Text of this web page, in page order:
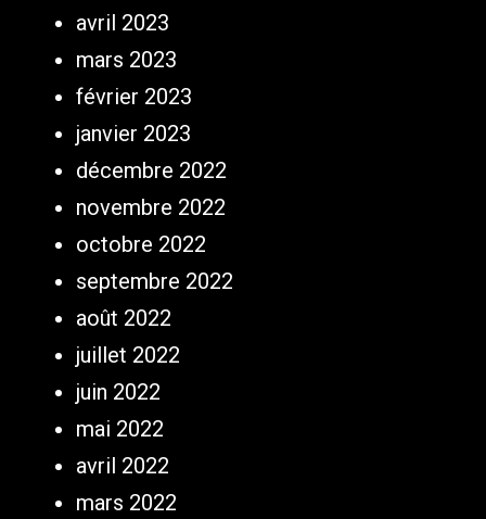
avril 2023
mars 2023
février 2023
janvier 2023
décembre 2022
novembre 2022
octobre 2022
septembre 2022
août 2022
juillet 2022
juin 2022
mai 2022
avril 2022
mars 2022